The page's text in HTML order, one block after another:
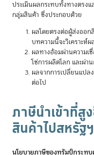
ประเมินผลกระทบทั้งทางตรง
กลุ่มสินค้า ซึ่งประกอบด้วย
ผลโดยตรงต่อผู้ส่งออก
บทความนี้จะวิเคราะห์
ผลทางอ้อมผ่านความเ
โซ่การผลิตโลก และผ่า
ผลจากการเปลี่ยนแปล
ต่อไป
ภาษีนำเข้าที่สู
สินค้าไปสหรัฐฯ
นโยบายภาษีของทรัมป์กระท